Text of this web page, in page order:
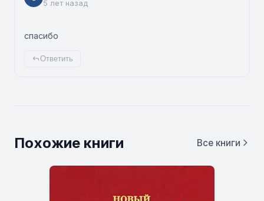
5 лет назад
спасибо
Ответить
Похожие книги Все книги